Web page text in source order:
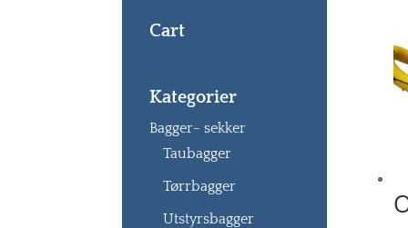
Cart
Kategorier
Bagger- sekker
Taubagger
Tørrbagger
Utstyrsbagger